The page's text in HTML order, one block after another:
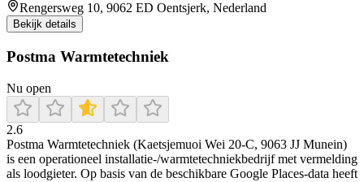
Rengersweg 10, 9062 ED Oentsjerk, Nederland
Bekijk details
Postma Warmtetechniek
Nu open
2.6
Postma Warmtetechniek (Kaetsjemuoi Wei 20-C, 9063 JJ Munein)
is een operationeel installatie-/warmtetechniekbedrijf met vermelding
als loodgieter. Op basis van de beschikbare Google Places-data heeft